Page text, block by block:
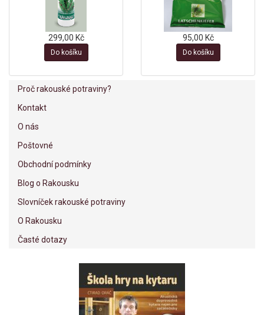
299,00 Kč
Do košíku
95,00 Kč
Do košíku
Proč rakouské potraviny?
Kontakt
O nás
Poštovné
Obchodní podmínky
Blog o Rakousku
Slovníček rakouské potraviny
O Rakousku
Časté dotazy